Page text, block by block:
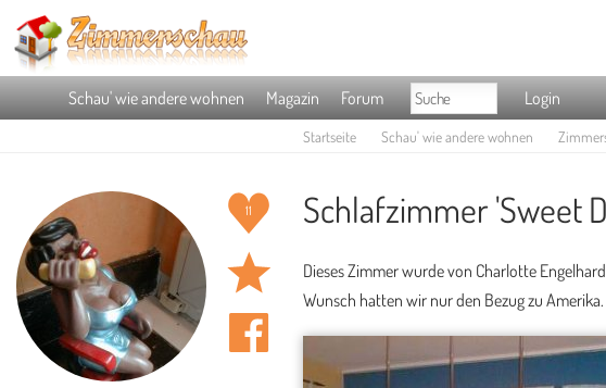
Schau' wie andere wohnen Magazin Forum Login
Startseite Schau' wie andere wohnen
11 Schlafzimmer 'Sweet
Dieses Zimmer wurde von Charlotte
Wunsch hatten wir nur den Bezug zu